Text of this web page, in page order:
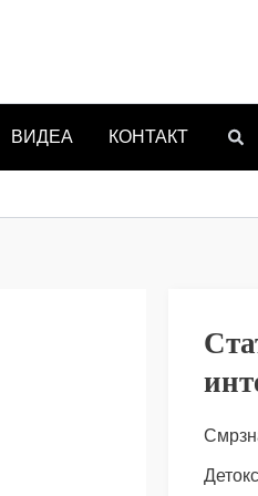
ВИДЕА КОНТАКТ